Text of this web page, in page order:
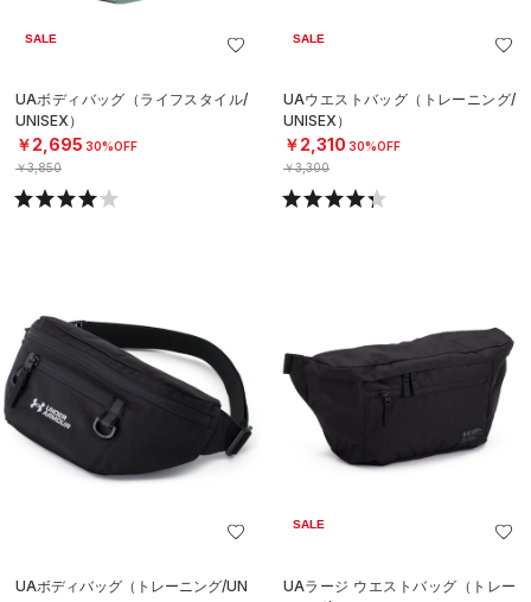
SALE
UAボディバッグ（ライフスタイル/
UNISEX）
￥2,695 30%OFF
￥3,850
SALE
UAウエストバッグ（トレーニング/
UNISEX）
￥2,310 30%OFF
￥3,300
UAボディバッグ（トレーニング/UN
SALE
UAラージ ウエストバッグ（トレー